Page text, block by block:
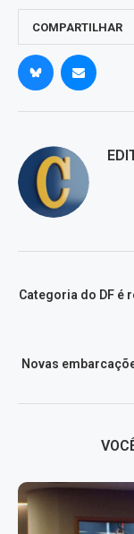
COMPARTILHAR
Categoria do DF é
Novas